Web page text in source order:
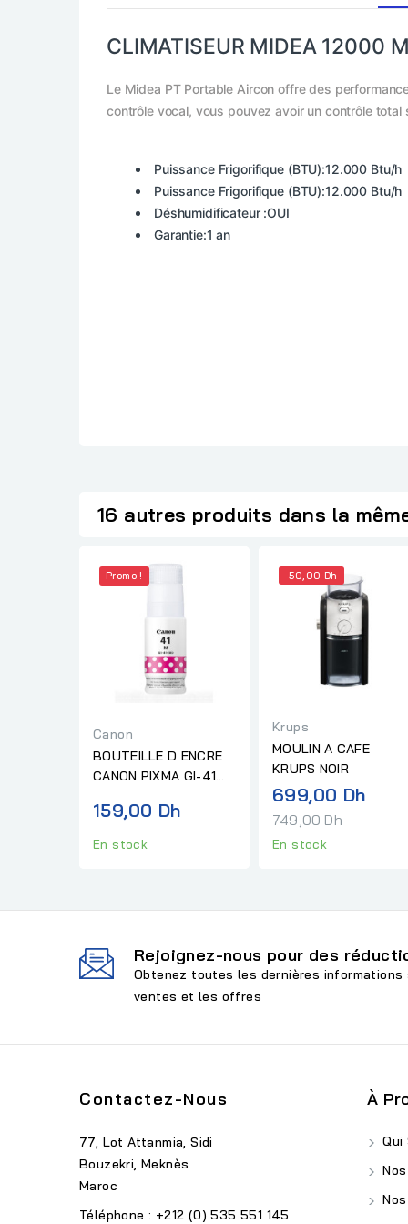
CLIMATISEUR MIDEA 12000
Le Midea PT Portable Aircon offre des
contrôle vocal, vous pouvez avoir un contrôle
Puissance Frigorifique (BTU):12.000 Btu/h
Puissance Frigorifique (BTU):12.000 Btu/h
Déshumidificateur :OUI
Garantie:1 an
16 autres produits dans la
Promo !
Canon
BOUTEILLE D ENCRE
CANON PIXMA GI-41
159,00 Dh
En stock
-50,00 Dh
Krups
MOULIN A CAFE
KRUPS NOIR
699,00 DhPrix
749,00 Dh
En stock
Rejoignez-nous pour des
Obtenez toutes les dernières informations
ventes et les offres
Contactez-Nous
77, Lot Attanmia, Sidi
Bouzekri, Meknès
Maroc
Téléphone : +212 (0) 535 551 145
À
Qui